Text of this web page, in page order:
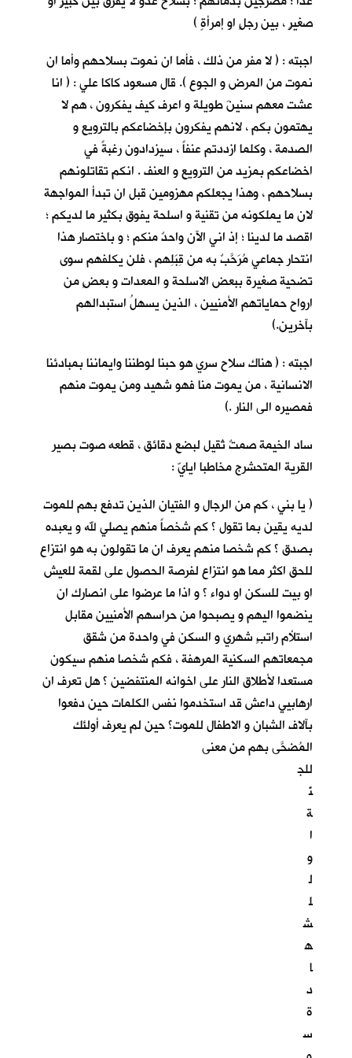
صغيرٍ ، بين رجلٍ او إمرأةٍ )
اجبته : ( لا مفر من ذلك ، فأما ان نموت بسلاحهم وأما ان
نموت من المرض و الجوع ). قال مسعود كاكا علي : ( انا
عشت معهم سنينَ طويلة و اعرف كيف يفكرون ، هم لا
يهتمون بكم ، لانهم يفكرون بإخضاعكم بالترويع و
الصدمة ، وكلما ازددتم عنفاً ، سيزدادون رغبةً في
اخضاعكم بمزيد من الترويع و العنف . انكم تقاتلونهم
بسلاحهم ، وهذا يجعلكم مهزومين قبل ان تبدأ المواجهة
لان ما يملكونه من تقنية و اسلحة يفوق بكثير ما لديكم ؛
اقصد ما لدينا ؛ إذ اني الآن واحدٌ منكم ؛ و باختصار هذا
انتحار جماعي مُرَحَّبٌ به من قِبَلِهم ، فلن يكلفهم سوى
تضحية صغيرة ببعض الاسلحة و المعدات و بعضٍ من
ارواح حماياتهم الأمنيين ، الذين يسهلُ استبدالهم
بآخرين.)
اجبته : ( هناك سلاح سري هو حبنا لوطننا وايماننا بمبادئنا
الانسانية ، من يموت منا فهو شهيد ومن يموت منهم
فمصيره الى النار .)
ساد الخيمة صمتٌ ثقيل لبضع دقائق ، قطعه صوت بصير
القريةالمتحشرج مخاطبا ايايّ :
( يا بني ، كم من الرجال و الفتيان الذين تدفع بهم للموت
لديه يقين بما تقول ؟ كم شخصاً منهم يصلي لله و يعبده
بصدق ؟ كم شخصا منهم يعرف ان ما تقولون به هو انتزاع
للحق اكثر مما هو انتزاع لفرصة الحصول على لقمة للعيش
او بيت للسكن او دواء ؟ و اذا ما عرضوا على انصارك ان
ينضموا اليهم و يصبحوا من حراسهم الأمنيين مقابل
استلأم راتبٍ شهري و السكن في واحدة من شقق
مجمعاتهم السكنية المرهفة ، فكم شخصا منهم سيكون
مستعدا لأطلاق النار على اخوانه المنتفضين ؟ هل تعرف ان
ارهابيي داعش قد استخدموا نفس الكلمات حين دفعوا
بآلاف الشبان و الاطفال للموت؟ حين لم يعرف أولئك
المُضحَّى بهم من معنى
للج
نّ
ة
ا
و
ل
ل
ش
ه
ا
د
ة
س